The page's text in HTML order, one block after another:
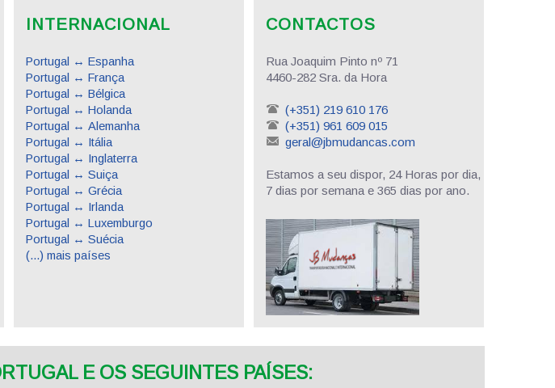
INTERNACIONAL
Portugal ↔ Espanha
Portugal ↔ França
Portugal ↔ Bélgica
Portugal ↔ Holanda
Portugal ↔ Alemanha
Portugal ↔ Itália
Portugal ↔ Inglaterra
Portugal ↔ Suiça
Portugal ↔ Grécia
Portugal ↔ Irlanda
Portugal ↔ Luxemburgo
Portugal ↔ Suécia
(...) mais países
CONTACTOS
Rua Joaquim Pinto nº 71
4460-282 Sra. da Hora
(+351) 219 610 176
(+351) 961 609 015
geral@jbmudancas.com
Estamos a seu dispor, 24 Horas por dia,
7 dias por semana e 365 dias por ano.
E OS SEGUINTES PAÍSES: